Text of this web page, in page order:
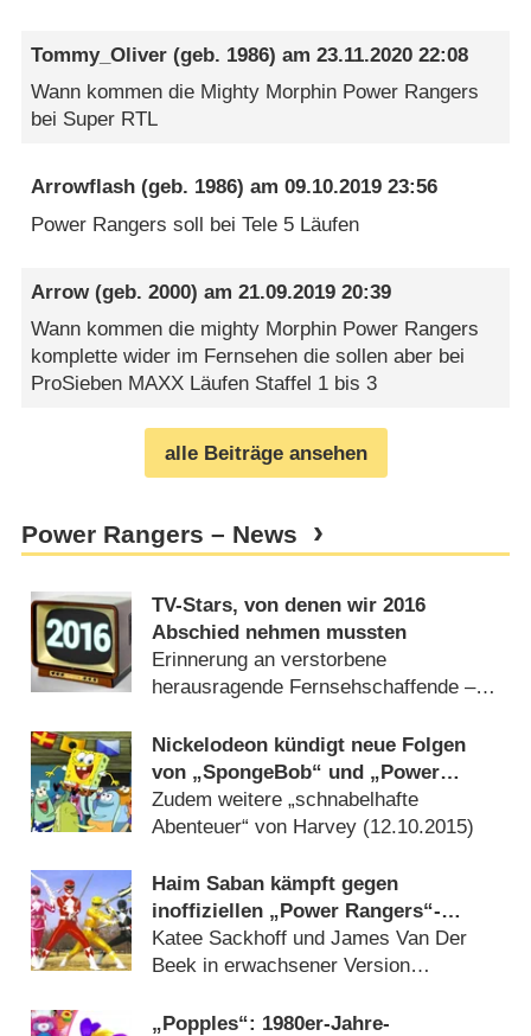
Tommy_Oliver (geb. 1986) am23.11.2020 22:08
Wann kommen die Mighty Morphin Power Rangers
bei Super RTL
Arrowflash (geb. 1986) am09.10.2019 23:56
Power Rangers soll bei Tele 5 Läufen
Arrow(geb. 2000) am21.09.2019 20:39
Wann kommen die mighty Morphin Power Rangers
komplette wider im Fernsehen die sollen aber bei
ProSieben MAXX Läufen Staffel 1 bis 3
alle Beiträge ansehen
Power Rangers – News
TV-Stars, von denen wir 2016
Abschied nehmen mussten
Erinnerung an verstorbene
herausragende Fernsehschaffende –
Nickelodeon kündigt neue Folgen
von „SpongeBob“ und „Power
Rangers“ an
Zudem weitere „schnabelhafte
Abenteuer“ von Harvey (12.10.2015)
Haim Saban kämpft gegen
inoffiziellen „Power Rangers“-
Kurzfilm
Katee Sackhoff und James Van Der
Beek in erwachsener Version
„Popples“: 1980er-Jahre-